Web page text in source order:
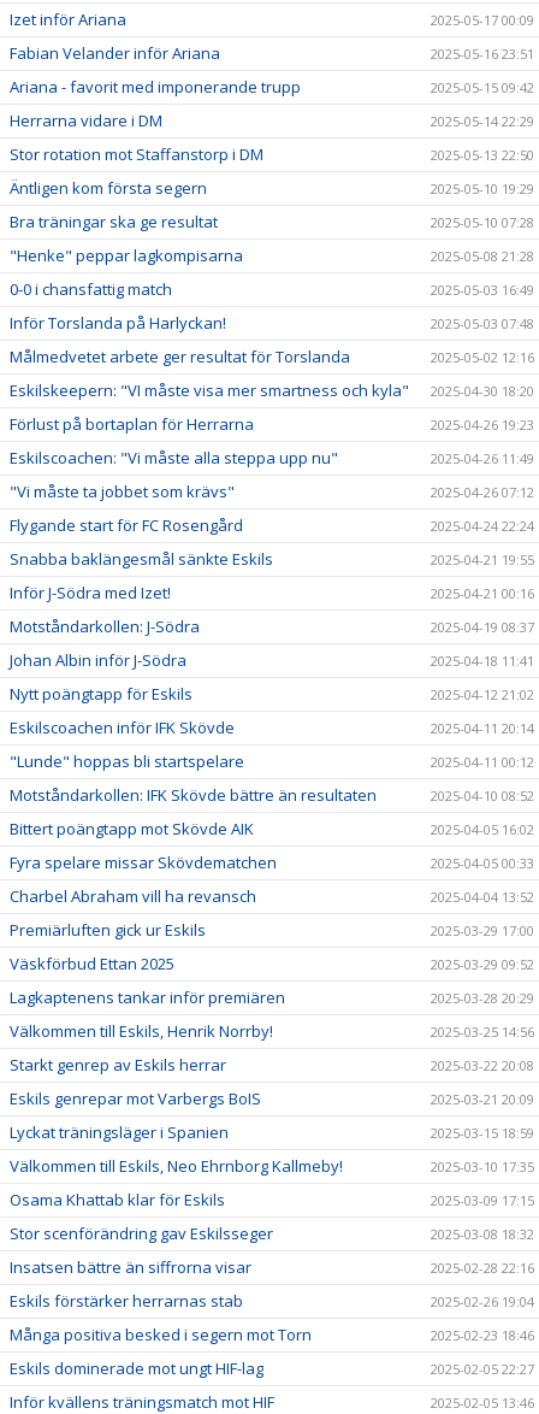
Izet inför Ariana 2025-05-17 00:09
Fabian Velander inför Ariana 2025-05-16 23:51
Ariana - favorit med imponerande trupp 2025-05-15 09:42
Herrarna vidare i DM 2025-05-14 22:29
Stor rotation mot Staffanstorp i DM 2025-05-13 22:50
Äntligen kom första segern 2025-05-10 19:29
Bra träningar ska ge resultat 2025-05-10 07:28
"Henke" peppar lagkompisarna 2025-05-08 21:28
0-0 i chansfattig match 2025-05-03 16:49
Inför Torslanda på Harlyckan! 2025-05-03 07:48
Målmedvetet arbete ger resultat för Torslanda 2025-05-02 12:16
Eskilskeepern: "VI måste visa mer smartness och kyla" 2025-04-30 18:20
Förlust på bortaplan för Herrarna 2025-04-26 19:23
Eskilscoachen: "Vi måste alla steppa upp nu" 2025-04-26 11:49
"Vi måste ta jobbet som krävs" 2025-04-26 07:12
Flygande start för FC Rosengård 2025-04-24 22:24
Snabba baklängesmål sänkte Eskils 2025-04-21 19:55
Inför J-Södra med Izet! 2025-04-21 00:16
Motståndarkollen: J-Södra 2025-04-19 08:37
Johan Albin inför J-Södra 2025-04-18 11:41
Nytt poängtapp för Eskils 2025-04-12 21:02
Eskilscoachen inför IFK Skövde 2025-04-11 20:14
"Lunde" hoppas bli startspelare 2025-04-11 00:12
Motståndarkollen: IFK Skövde bättre än resultaten 2025-04-10 08:52
Bittert poängtapp mot Skövde AIK 2025-04-05 16:02
Fyra spelare missar Skövdematchen 2025-04-05 00:33
Charbel Abraham vill ha revansch 2025-04-04 13:52
Premiärluften gick ur Eskils 2025-03-29 17:00
Väskförbud Ettan 2025 2025-03-29 09:52
Lagkaptenens tankar inför premiären 2025-03-28 20:29
Välkommen till Eskils, Henrik Norrby! 2025-03-25 14:56
Starkt genrep av Eskils herrar 2025-03-22 20:08
Eskils genrepar mot Varbergs BoIS 2025-03-21 20:09
Lyckat träningsläger i Spanien 2025-03-15 18:59
Välkommen till Eskils, Neo Ehrnborg Kallmeby! 2025-03-10 17:35
Osama Khattab klar för Eskils 2025-03-09 17:15
Stor scenförändring gav Eskilsseger 2025-03-08 18:32
Insatsen bättre än siffrorna visar 2025-02-28 22:16
Eskils förstärker herrarnas stab 2025-02-26 19:04
Många positiva besked i segern mot Torn 2025-02-23 18:46
Eskils dominerade mot ungt HIF-lag 2025-02-05 22:27
Inför kvällens träningsmatch mot HIF 2025-02-05 13:46